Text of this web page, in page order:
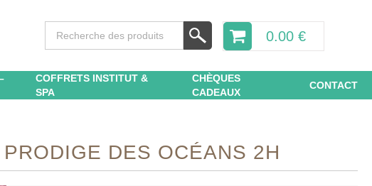
0.00 €
COFFRETS INSTITUT &
SPA
CHÈQUES
CADEAUX
CONTACT
DES OCÉANS 2H